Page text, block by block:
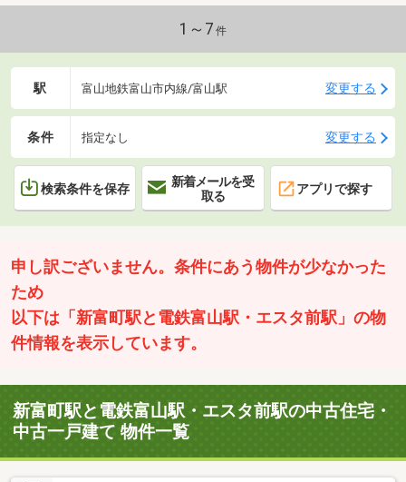
1～7 件
駅 富山地鉄富山市内線/富山駅 変更する
条件 指定なし 変更する
検索条件を保存
新着メールを受
取る
アプリで探す
申し訳ございません。条件にあう物件が少なかった
ため
以下は「新富町駅と電鉄富山駅・エスタ前駅」の物
件情報を表示しています。
新富町駅と電鉄富山駅・エスタ前駅の中古住宅・
中古一戸建て 物件一覧